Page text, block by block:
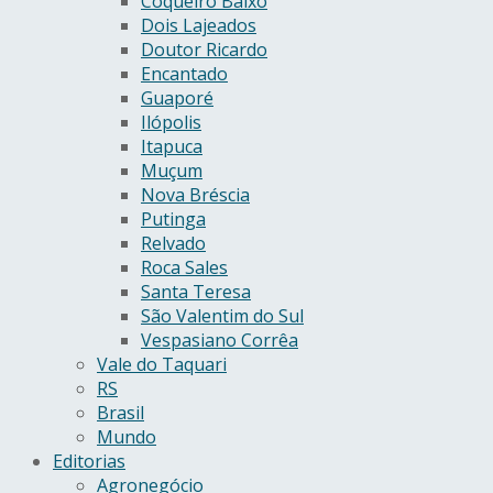
Dois Lajeados
Doutor Ricardo
Encantado
Guaporé
Ilópolis
Itapuca
Muçum
Nova Bréscia
Putinga
Relvado
Roca Sales
Santa Teresa
São Valentim do Sul
Vespasiano Corrêa
Vale do Taquari
RS
Brasil
Mundo
Editorias
Agronegócio